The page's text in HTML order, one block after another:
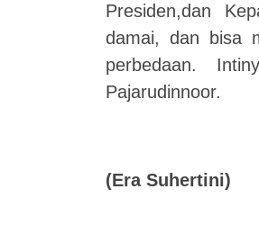
Presiden,dan
damai, dan bisa
perbedaan.
Pajarudinnoor.
(Era Suhertini)